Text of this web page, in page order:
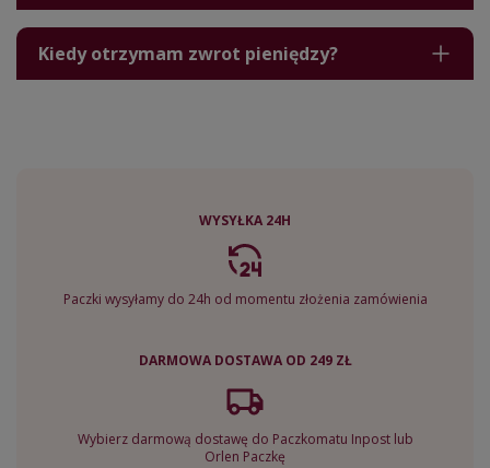
Kiedy otrzymam zwrot pieniędzy?
WYSYŁKA 24H
Paczki wysyłamy do 24h od momentu złożenia zamówienia
DARMOWA DOSTAWA OD 249 ZŁ
Wybierz darmową dostawę do Paczkomatu Inpost lub
Orlen Paczkę